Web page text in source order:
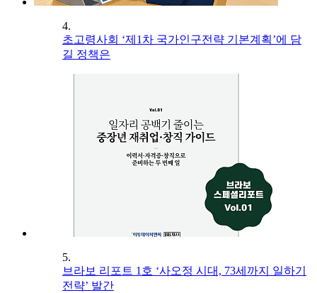
4.
초고령사회 ‘제1차 국가인구전략 기본계획’에 담
길 정책은
5.
브라보 리포트 1호 ‘사오정 시대, 73세까지 일하기
전략’ 발간